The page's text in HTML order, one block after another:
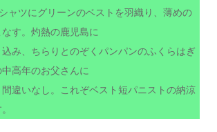
ャツにグリーンのベストを羽織り、薄めの
す。灼熱の鹿児島に
み、ちらりとのぞくパンパンのふくらはぎ
高年のお父さんに
違いなし。これぞベスト短パニストの納涼